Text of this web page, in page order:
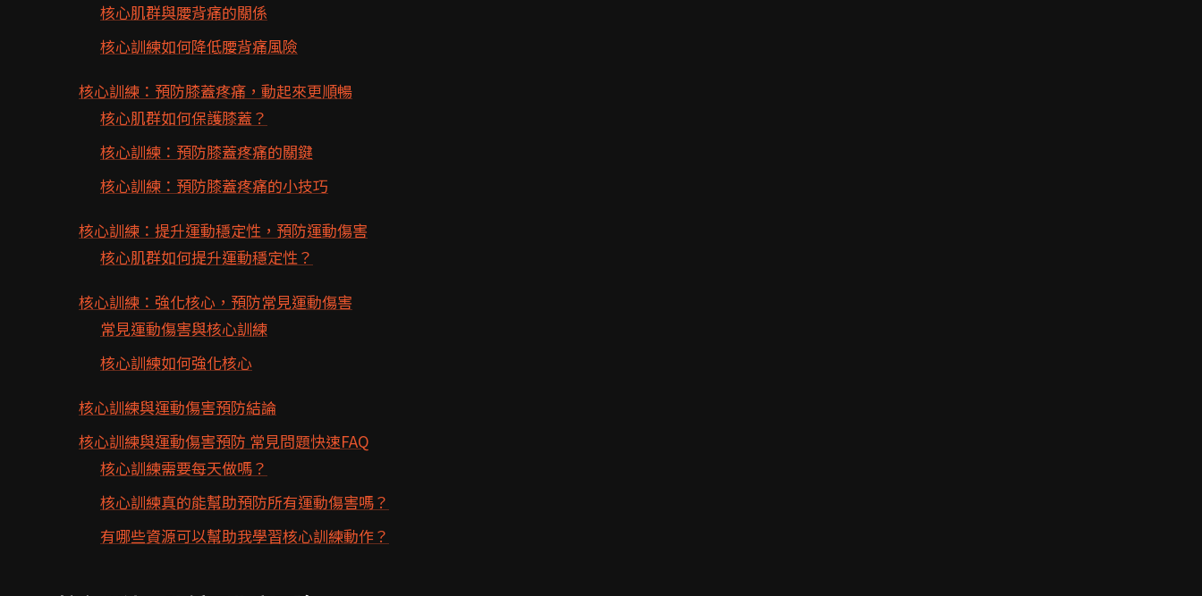
核心肌群與腰背痛的關係
核心訓練如何降低腰背痛風險
核心訓練：預防膝蓋疼痛，動起來更順暢
核心肌群如何保護膝蓋？
核心訓練：預防膝蓋疼痛的關鍵
核心訓練：預防膝蓋疼痛的小技巧
核心訓練：提升運動穩定性，預防運動傷害
核心肌群如何提升運動穩定性？
核心訓練：強化核心，預防常見運動傷害
常見運動傷害與核心訓練
核心訓練如何強化核心
核心訓練與運動傷害預防結論
核心訓練與運動傷害預防 常見問題快速FAQ
核心訓練需要每天做嗎？
核心訓練真的能幫助預防所有運動傷害嗎？
有哪些資源可以幫助我學習核心訓練動作？